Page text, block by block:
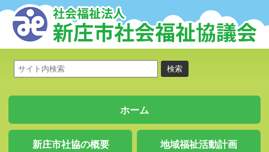
ホーム
新庄市社協の概要 地域福祉活動計画